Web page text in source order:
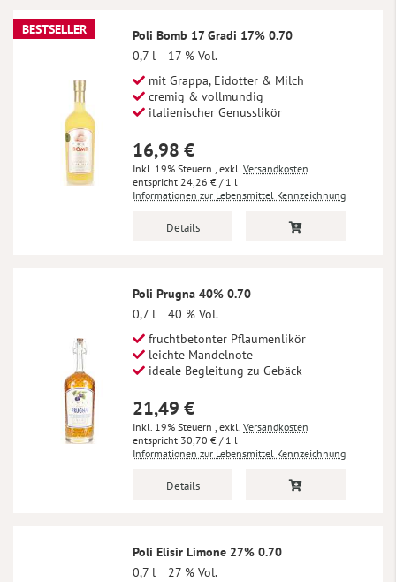
BESTSELLER
Poli Bomb 17 Gradi 17% 0.70
0,7 l
17 % Vol.
mit Grappa, Eidotter & Milch
cremig & vollmundig
italienischer Genusslikör
16,98 €
Inkl. 19% Steuern , exkl. Versandkosten
24,26 € / 1 l
Informationen zur Lebensmittel Kennzeichnung
Details
Poli Prugna 40% 0.70
0,7 l
40 % Vol.
fruchtbetonter Pflaumenlikör
leichte Mandelnote
ideale Begleitung zu Gebäck
21,49 €
Inkl. 19% Steuern , exkl. Versandkosten
30,70 € / 1 l
Informationen zur Lebensmittel Kennzeichnung
Details
Poli Elisir Limone 27% 0.70
0,7 l
27 % Vol.